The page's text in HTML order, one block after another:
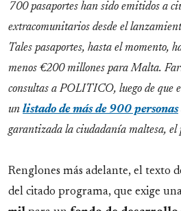
700 pasaportes han sido emitidos a
extracomunitarios desde el
Tales pasaportes, hasta el momento,
menos €200 millones para Malta.
consultas a POLITICO, luego de que
un listado de más de 900 personas
garantizada la ciudadanía maltesa, el
Renglones más adelante, el texto
del citado programa, que exige